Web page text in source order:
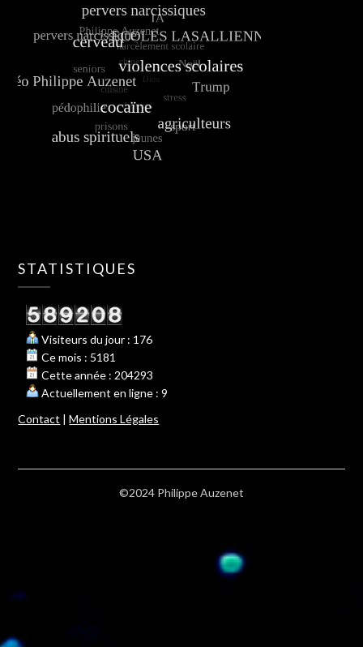
STATISTIQUES
Visiteurs du jour : 176
Ce mois : 5181
Cette année : 204293
Actuellement en ligne : 9
Contact |Mentions Légales
©2024 Philippe Auzenet